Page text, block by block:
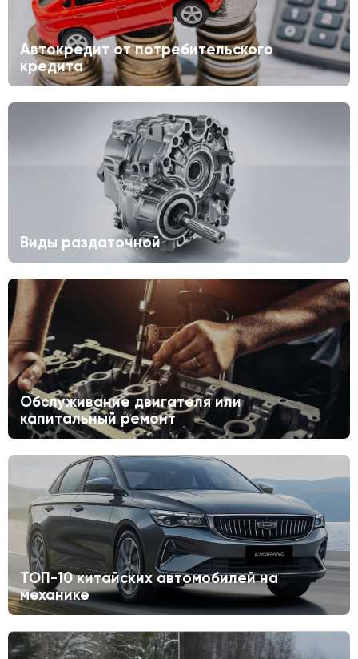
Автокредит от потребительского
кредита
Виды раздаточной
Обслуживание двигателя или
капитальный ремонт
ТОП-10 китайских автомобилей на
механике